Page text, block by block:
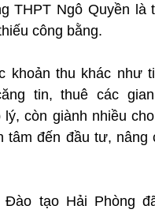
THPT Ngô Quyền là
công bằng.
khoản thu khác như
tin, thuê các
còn giành nhiều
tâm đến đầu tư, nâng
tạo Hải Phòng